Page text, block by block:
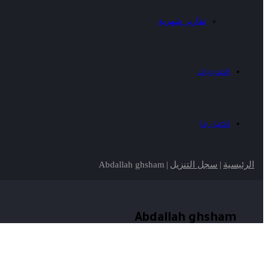
تقارير شهرية
المديريات
اتصل بنا
الرئيسية | سجل التنزيل |
Abdallah ghsham
Abdallah ghsham